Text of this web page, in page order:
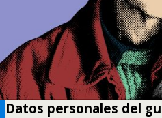
Datos personales del